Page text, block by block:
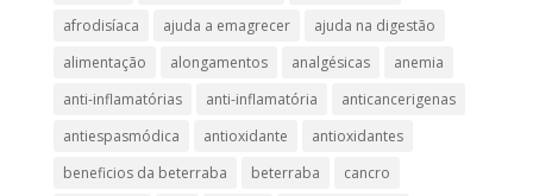
afrodisíaca
ajuda a emagrecer
ajuda na digestão
alimentação
alongamentos analgésicas
anemia
anti-inflamatórias
anti-inflamatória​
anticancerigenas
antiespasmódica
antioxidante
antioxidantes
beneficios da beterraba
beterraba
cancro